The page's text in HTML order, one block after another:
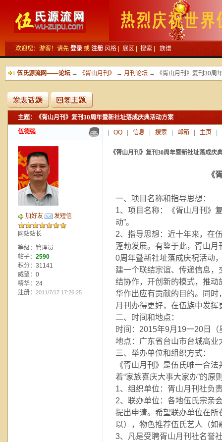
欢迎您：游客！请先 登录 或 注册 风格 展区 搜索 族谱
伍氏源流网——论坛 → 《胥山月刊》 → 月刊论坛 → 《胥山月刊》复刊30周
新的主题
投票帖
交易帖
小字报
主题：《胥山月刊》复刊30周年暨新社址落成庆典活动方案
伍德强 QQ 信息 搜索 邮箱 主页
加好友 发短信
网站站长
等级：管理员
帖子： 2590
积分：31141
威望：0
精华：24
注册： 2011/7/17 17:26:25
《胥山月刊》复刊30周年暨新社址落成庆
《
一、项目名称和指导思想：
1、项目名称：《胥山月刊》
动”。
2、指导思想：近十年来，在
蓬勃发展。有鉴于此，胥山
0周年暨新社址落成庆祝活动
建一个联结宗谊、传递信息
结协作，开创新的模式，推
华作出应有贡献的目的。同
月刊办得更好，在伍族中发
二、时间和地点：
时间：2015年9月19一20日
地点：广东省台山市台城高业
三、举办单位和组织方式：
《胥山月刊》是伍氏唯一合
着“家族喜庆大事大家办”的原
1、组织单位：胥山月刊社负
2、联办单位：各地伍氏宗亲
提出申请。希望联办单位在
以），物色推荐伍氏艺人（
3、凡是受聘胥山月刊社名誉